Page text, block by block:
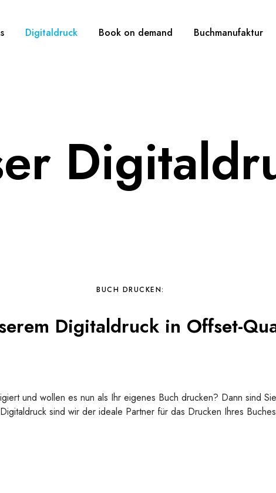
Digitaldruck Book on demand Buchmanufaktur
BUCH DRUCKEN:
Digitaldruck in Offset-
und wollen es nun als Ihr eigenes Buch drucken? Dann sind
sind wir der ideale Partner für das Drucken Ihres